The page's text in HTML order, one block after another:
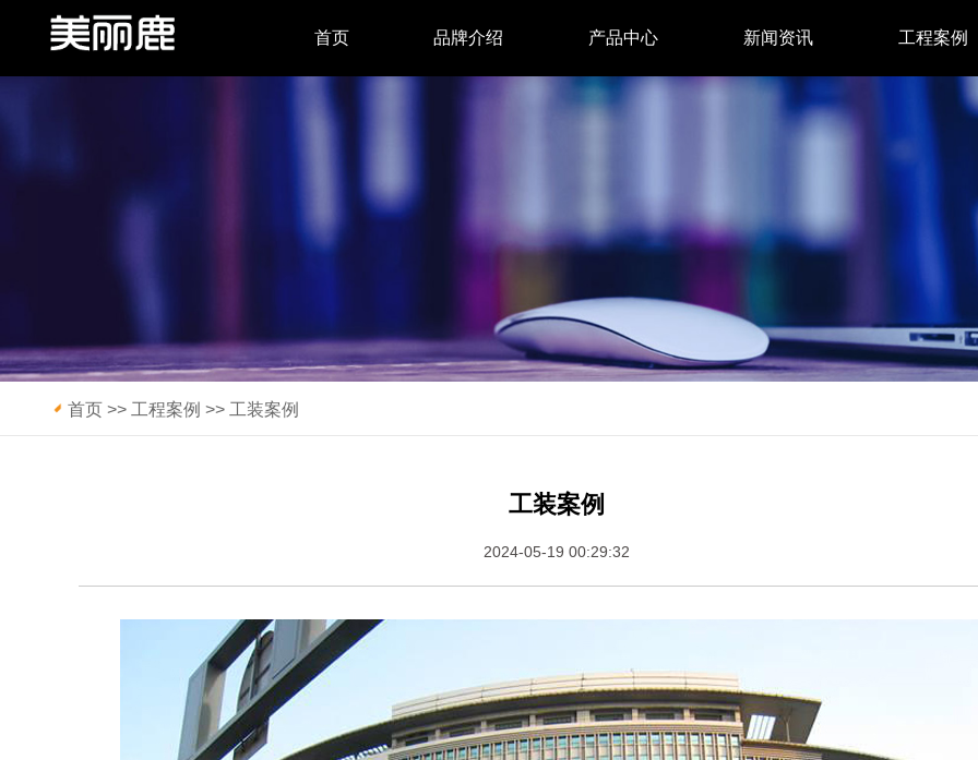
首页 品牌介绍 产品中心 新闻资讯 工程案例
首页 >> 工程案例 >> 工装案例
工装案例
2024-05-19 00:29:32